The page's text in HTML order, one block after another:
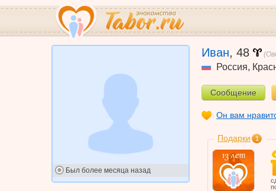
Был более месяца назад
Иван, 48
Россия,
Сообщение
Он вам
Подарки 1